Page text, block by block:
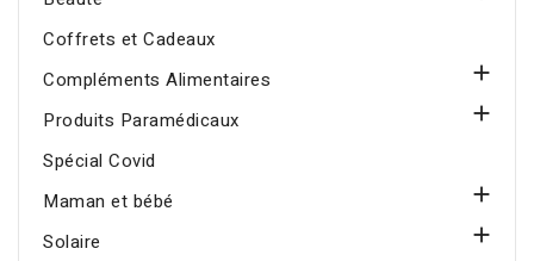
Coffrets et Cadeaux
Compléments Alimentaires

Produits Paramédicaux

Spécial Covid
Maman et bébé

Solaire
